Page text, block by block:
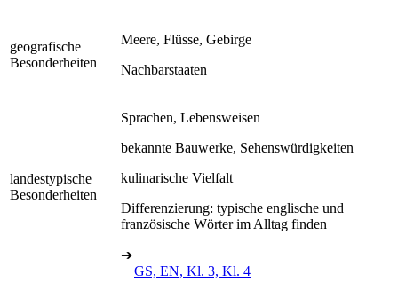
geografische
Besonderheiten
Meere, Flüsse, Gebirge
Nachbarstaaten
landestypische
Besonderheiten
Sprachen, Lebensweisen
bekannte Bauwerke, Sehenswürdigkeiten
kulinarische Vielfalt
Differenzierung: typische englische und
französische Wörter im Alltag finden
➔
GS, EN, Kl. 3, Kl. 4